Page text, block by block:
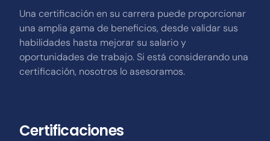
Una certificación en su carrera puede proporcionar
una amplia gama de beneficios, desde validar sus
habilidades hasta mejorar su salario y
oportunidades de trabajo. Si está considerando una
certificación, nosotros lo asesoramos.
Certificaciones